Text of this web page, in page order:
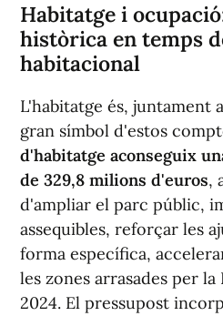
Habitatge i
històrica en temps
habitacional
L'habitatge és, juntament
gran símbol d'estos
d'habitatge aconseguix
de 329,8 milions d'euros,
d'ampliar el parc públic,
assequibles, reforçar les
forma específica,
les zones arrasades per
2024. El pressupost